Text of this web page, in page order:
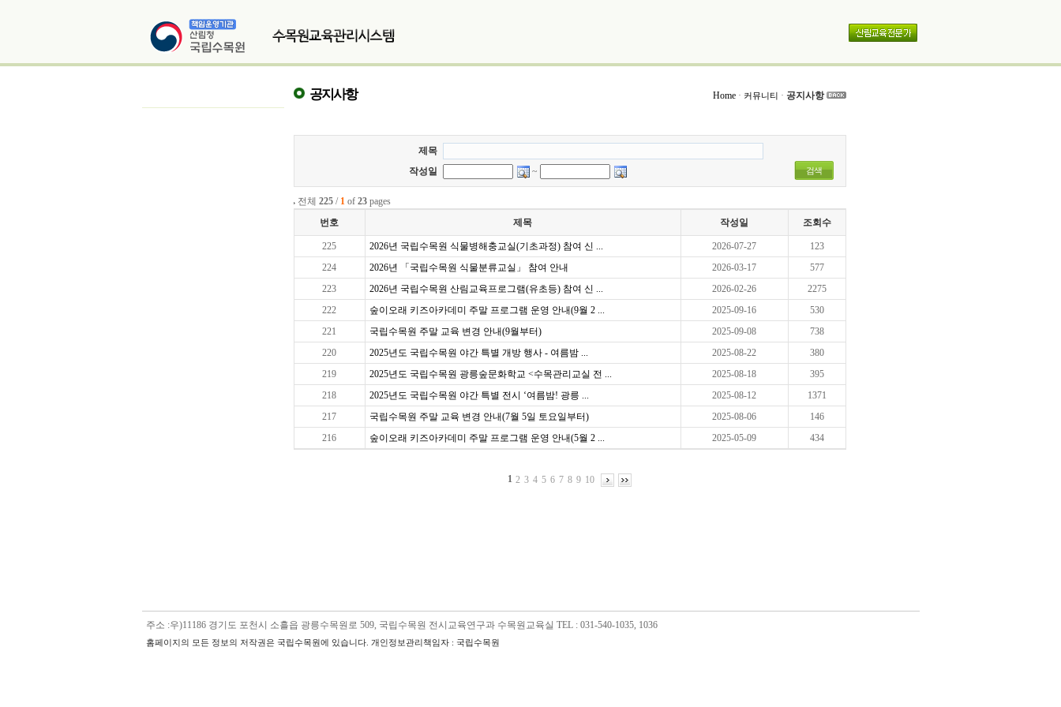
Home· 커뮤니티 · 공지사항
공지사항
제목
작성일
~ 검색
전체 225/ 1of 23pages
번호
제목 작성일 조회수
225 2026년 국립수목원 식물병해충교실(기초과정) 참여 신 ... 2026-07-27
123
224
2026년 「국립수목원 식물분류교실」 참여 안내 2026-03-17
577
223
2026년 국립수목원 산림교육프로그램(유초등) 참여 신 ... 2026-02-26
2275
222
숲이오래 키즈아카데미 주말 프로그램 운영 안내(9월 2 ... 2025-09-16
530
221
국립수목원 주말 교육 변경 안내(9월부터) 2025-09-08
738
220
2025년도 국립수목원 야간 특별 개방 행사 - 여름밤 ... 2025-08-22
380
219
2025년도 국립수목원 광릉숲문화학교 <수목관리교실 전 ... 2025-08-18
395
218
2025년도 국립수목원 야간 특별 전시 ‘여름밤! 광릉 ... 2025-08-12
1371
217
국립수목원 주말 교육 변경 안내(7월 5일 토요일부터) 2025-08-06
146
216
숲이오래 키즈아카데미 주말 프로그램 운영 안내(5월 2 ... 2025-05-09 434
1 2 3 4 5 6 7 8 9 10
주소 :우)11186 경기도 포천시 소흘읍 광릉수목원로 509, 국립수목원 전시교육연구과 수목원교육실 TEL : 031-540-1035, 1036
홈페이지의 모든 정보의 저작권은 국립수목원에 있습니다. 개인정보관리책임자 : 국립수목원